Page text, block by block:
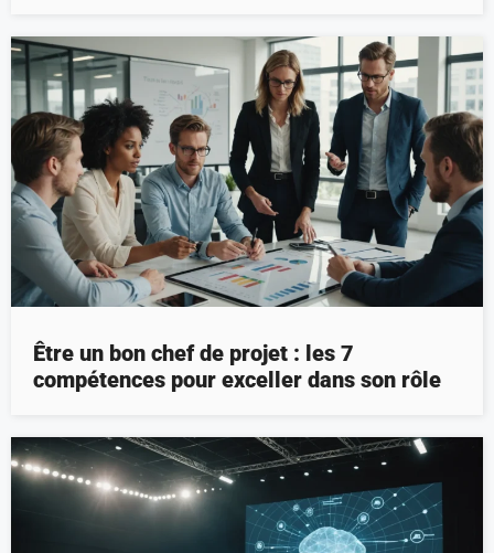
Être un bon chef de projet : les 7
compétences pour exceller dans son rôle